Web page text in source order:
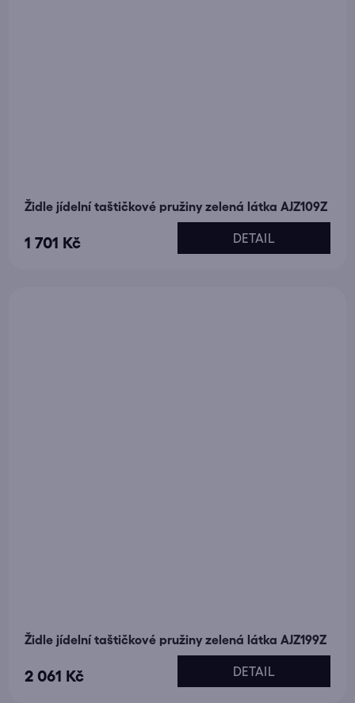
Židle jídelní taštičkové pružiny zelená látka AJZ109Z
1 701 Kč DETAIL
Židle jídelní taštičkové pružiny zelená látka AJZ199Z
2 061 Kč DETAIL